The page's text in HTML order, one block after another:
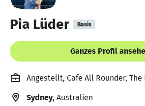
Pia Lüder Basis
Ganzes Profil
Angestellt, Cafe All Rounder, The
Sydney, Australien